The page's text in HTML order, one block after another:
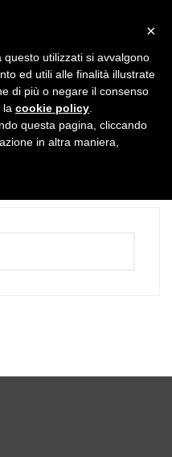
×
utilizzati si avvalgono
ed utili alle finalità illustrate
di più o negare il consenso
la cookie policy
questa pagina, cliccando
in altra maniera,